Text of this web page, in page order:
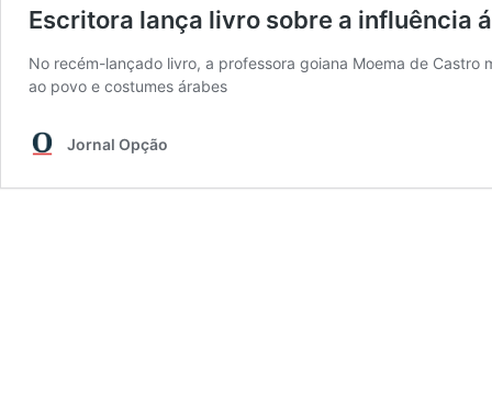
Escritora lança livro sobre a influência
No recém-lançado livro, a professora goiana Moema de
ao povo e costumes árabes
Jornal Opção